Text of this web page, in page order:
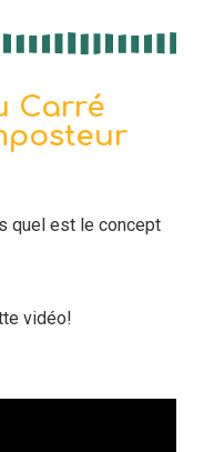
Carré
quel est le concept
vidéo!